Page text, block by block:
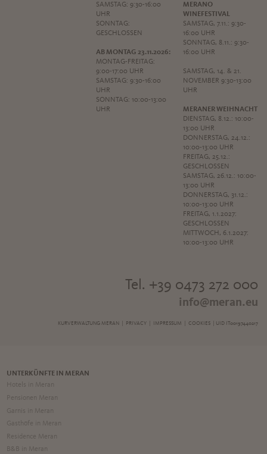
SAMSTAG: 9:30-16:00
UHR
SONNTAG:
GESCHLOSSEN
AB MONTAG 23.11.2026:
MONTAG-FREITAG:
9:00-17:00 UHR
SAMSTAG: 9:30-16:00
UHR
SONNTAG: 10:00-13:00
UHR
MERANO
WINEFESTIVAL
SAMSTAG, 7.11.: 9:30-
16:00 UHR
SONNTAG, 8.11.: 9:30-
16:00 UHR
SAMSTAG, 14. & 21.
NOVEMBER 9:30-13:00
UHR
MERANER WEIHNACHT
DIENSTAG, 8.12.: 10:00-
13:00 UHR
DONNERSTAG, 24.12.:
10:00-13:00 UHR
FREITAG, 25.12.:
GESCHLOSSEN
SAMSTAG, 26.12.: 10:00-
13:00 UHR
DONNERSTAG, 31.12.:
10:00-13:00 UHR
FREITAG, 1.1.2027:
GESCHLOSSEN
MITTWOCH, 6.1.2027:
10:00-13:00 UHR
Tel. +39 0473 272 000
info@meran.eu
KURVERWALTUNG MERAN | PRIVACY| IMPRESSUM COOKIES | UID IT00197440217
UNTERKÜNFTE IN MERAN
Hotels in Meran
Pensionen Meran
Garnis in Meran
Gasthöfe in Meran
Residence Meran
B&B in Meran